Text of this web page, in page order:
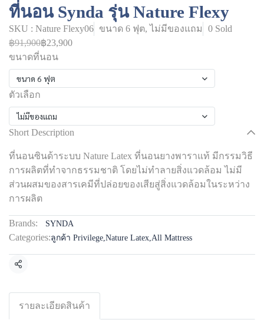
ที่นอน Synda รุ่น Nature Flexy
SKU : Nature Flexy06 ขนาด 6 ฟุต, ไม่มีของแถม
0 Sold
฿91,900฿23,900
ขนาดที่นอน
ขนาด 6 ฟุต
ตัวเลือก
ไม่มีของแถม
Short Description
ที่นอนซินด้าระบบ Nature Latex ที่นอนยางพาราแท้ มีกรรมวิธี
การผลิตที่ทำจากธรรมชาติ โดยไม่ทำลายสิ่งแวดล้อม ไม่มี
ส่วนผสมของสารเคมีที่ปล่อยของเสียสู่สิ่งแวดล้อมในระหว่าง
การผลิต
Brands: SYNDA
Categories:ลูกค้า Privilege,Nature Latex,All Mattress
Share
รายละเอียดสินค้า